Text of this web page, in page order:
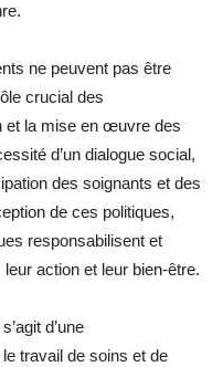
ne peuvent pas être
crucial des
et la mise en œuvre des
d’un dialogue social,
des soignants et des
de ces politiques,
responsabilisent et
action et leur bien-être.
d’une
travail de soins et de